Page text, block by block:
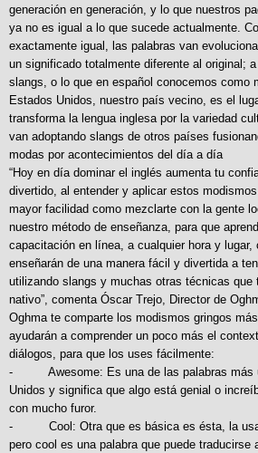
generación en generación, y lo que nuestros
ya no es igual a lo que sucede actualmente.
exactamente igual, las palabras van
un significado totalmente diferente al original;
slangs, o lo que en español conocemos como
Estados Unidos, nuestro país vecino, es el
transforma la lengua inglesa por la variedad
van adoptando slangs de otros países
modas por acontecimientos del día a día
“Hoy en día dominar el inglés aumenta tu
divertido, al entender y aplicar estos
mayor facilidad como mezclarte con la gente
nuestro método de enseñanza, para que
capacitación en línea, a cualquier hora y lugar,
enseñarán de una manera fácil y divertida a
utilizando slangs y muchas otras técnicas que
nativo”, comenta Óscar Trejo, Director de
Oghma te comparte los modismos gringos
ayudarán a comprender un poco más el
diálogos, para que los uses fácilmente:
- Awesome: Es una de las palabras más
Unidos y significa que algo está genial o
con mucho furor.
- Cool: Otra que es básica es ésta, la
pero cool es una palabra que puede traducirse